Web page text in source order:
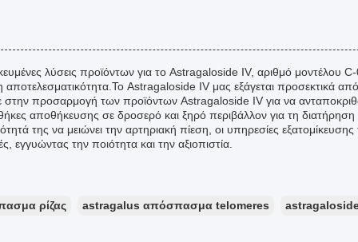
λύσεις προϊόντων για το Astragaloside IV, αριθμό μοντέλου
αποτελεσματικότητα.Το Astragaloside IV μας εξάγεται προσεκτικά
προσαρμογή των προϊόντων Astragaloside IV για να
αποθήκευσης σε δροσερό και ξηρό περιβάλλον για τη διατήρηση
της να μειώνει την αρτηριακή πίεση, οι υπηρεσίες
εγγυώντας την ποιότητα και την αξιοπιστία.
ρίζας astragalus απόσπασμα telomeres